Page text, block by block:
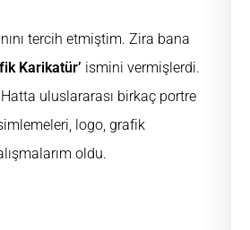
tercih etmiştim. Zira bana
Karikatür’ ismini vermişlerdi.
uluslararası birkaç portre
logo, grafik
oldu.